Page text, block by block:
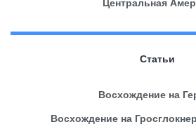
Центральная
Статьи
Восхождение на
Восхождение на